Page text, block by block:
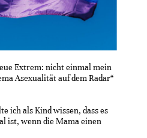
Extrem: nicht einmal mein
Asexualität auf dem Radar“
ich als Kind wissen, dass es
ist, wenn die Mama einen